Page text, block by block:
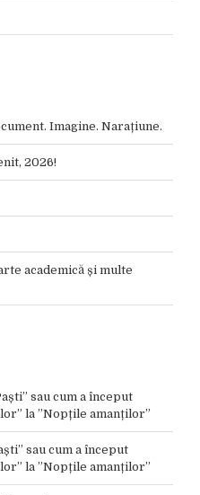
Imagine. Narațiune.
2026!
academică și multe
sau cum a început
la ”Nopțile amanților”
sau cum a început
la ”Nopțile amanților”